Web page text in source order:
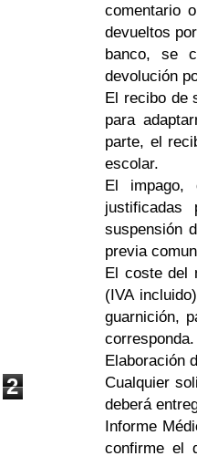
comentario
devueltos
banco, se
devolución
El recibo de
para
parte, el
escolar.
El impago,
suspensión
previa
El coste del
(IVA
guarnición,
corresponda.
Elaboración
Cualquier
deberá
Informe
confirme el
2